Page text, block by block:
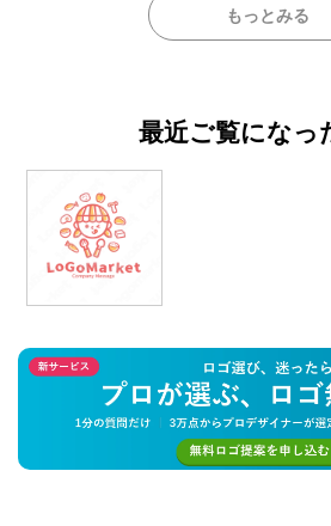
もっとみる
最近ご覧になっ